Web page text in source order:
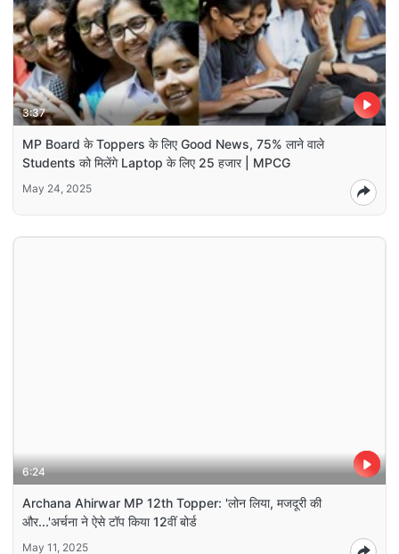
3:37
MP Board के Toppers के लिए Good News, 75% लाने वाले
Students को मिलेंगे Laptop के लिए 25 हजार | MPCG
May 24, 2025
6:24
Archana Ahirwar MP 12th Topper: 'लोन लिया, मजदूरी की
और...'अर्चना ने ऐसे टॉप किया 12वीं बोर्ड
May 11, 2025